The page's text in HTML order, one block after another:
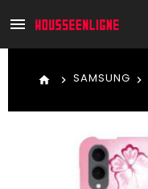
menu
home SAMSUNG